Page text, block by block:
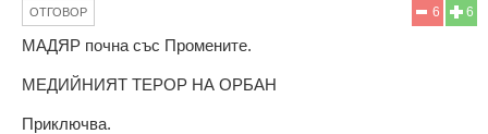
6
6
ОТГОВОР
МАДЯР почна със Промените.
МЕДИЙНИЯТ ТЕРОР НА ОРБАН
Приключва.